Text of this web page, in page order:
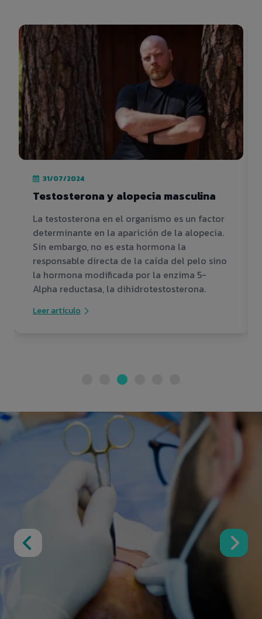
31/07/2024
Testosterona y alopecia masculina
La testosterona en el organismo es un factor
determinante en la aparición de la alopecia.
Sin embargo, no es esta hormona la
responsable directa de la caída del pelo sino
la hormona modificada por la enzima 5-
Alpha reductasa, la dihidrotestosterona.
Leer artículo